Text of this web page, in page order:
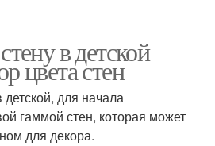
в детской
цвета стен
для начала
гаммой стен, которая может
для декора.